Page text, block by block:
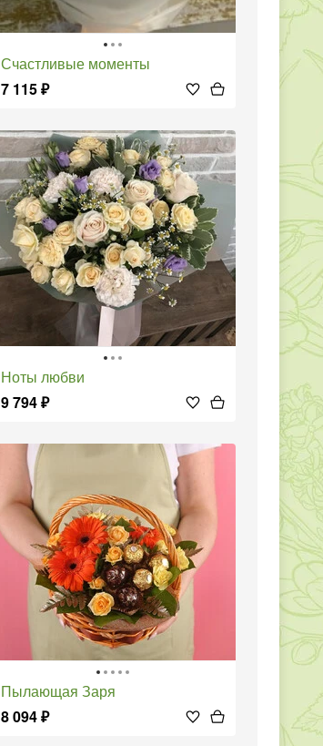
Счастливые моменты
7 115₽
Ноты любви
9 794₽
Пылающая Заря
8 094₽